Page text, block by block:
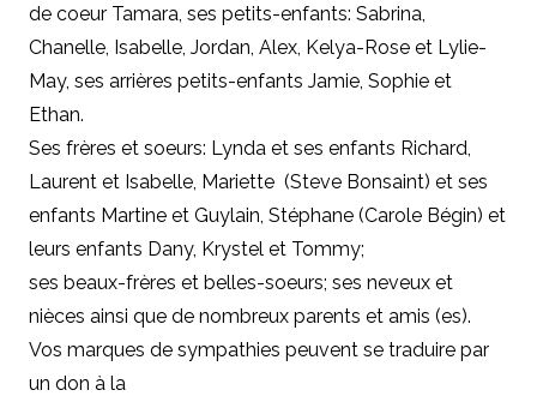
de coeur Tamara, ses petits-enfants: Sabrina,
Chanelle, Isabelle, Jordan, Alex, Kelya-Rose et Lylie-
May, ses arrières petits-enfants Jamie, Sophie et
Ethan.
Ses frères et soeurs: Lynda et ses enfants Richard,
Laurent et Isabelle, Mariette (Steve Bonsaint) et ses
enfants Martine et Guylain, Stéphane (Carole Bégin) et
leurs enfants Dany, Krystel et Tommy;
ses beaux-frères et belles-soeurs; ses neveux et
nièces ainsi que de nombreux parents et amis (es).
Vos marques de sympathies peuvent se traduire par
un don à la